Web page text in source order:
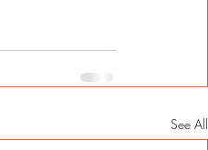
See All